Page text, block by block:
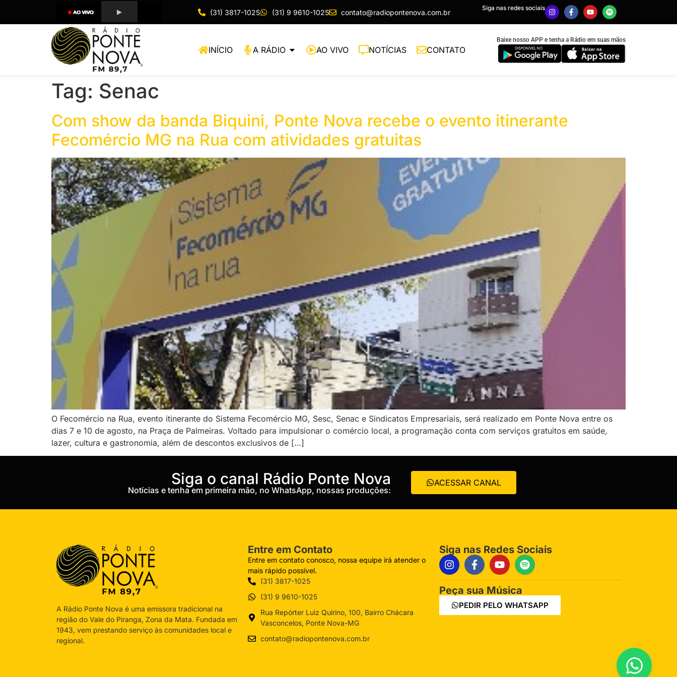
(31) 3817-1025 (31) 9 9610-1025 contato@radiopontenova.com.br Siga nas redes sociais
INÍCIO A RÁDIO AO VIVO NOTÍCIAS CONTATO
Baixe nosso APP e tenha a Rádio em suas mãos
Tag: Senac
Com show da banda Biquini, Ponte Nova recebe o evento itinerante
Fecomércio MG na Rua com atividades gratuitas
O Fecomércio na Rua, evento itinerante do Sistema Fecomércio MG, Sesc, Senac e Sindicatos Empresariais, será realizado em Ponte Nova entre os
dias 7 e 10 de agosto, na Praça de Palmeiras. Voltado para impulsionar o comércio local, a programação conta com serviços gratuitos em saúde,
lazer, cultura e gastronomia, além de descontos exclusivos de […]
‎Siga o canal Rádio Ponte Nova
Notícias e tenha em primeira mão, no WhatsApp, nossas produções:
ACESSAR CANAL
A Rádio Ponte Nova é uma emissora tradicional na
região do Vale do Piranga, Zona da Mata. Fundada em
1943, vem prestando serviço às comunidades local e
regional.
Entre em Contato
Entre em contato conosco, nossa equipe irá atender o
mais rápido possível.
(31) 3817-1025
(31) 9 9610-1025
Rua Repórter Luiz Quirino, 100, Bairro Chácara
Vasconcelos, Ponte Nova-MG
contato@radiopontenova.com.br
Siga nas Redes Sociais
Peça sua Música
PEDIR PELO WHATSAPP